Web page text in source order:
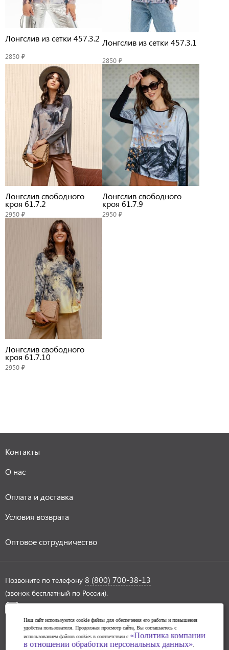
Лонгслив из сетки 457.3.2
2850 ₽
Лонгслив из сетки 457.3.1
2850 ₽
Лонгслив свободного
кроя 61.7.2
2950 ₽
Лонгслив свободного
кроя 61.7.9
2950 ₽
Лонгслив свободного
кроя 61.7.10
2950 ₽
Контакты
О нас
Оплата и доставка
Условия возврата
Оптовое сотрудничество
Позвоните по телефону 8 (800) 700-38-13
(звонок бесплатный по России).
Политика обработки персональных данных
Наш сайт используются cookie файлы для обеспечения его работы и повышения
удобства пользователя. Продолжая просмотр сайта, Вы соглашаетесь с
использованием файлов cookies в соответствии с «Политика компании
в отношении обработки персональных данных»